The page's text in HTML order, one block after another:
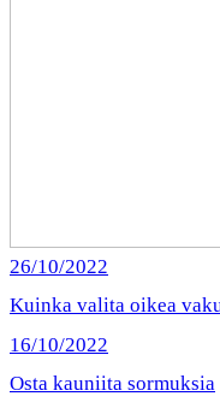
26/10/2022
Kuinka valita oikea
16/10/2022
Osta kauniita sormuksia